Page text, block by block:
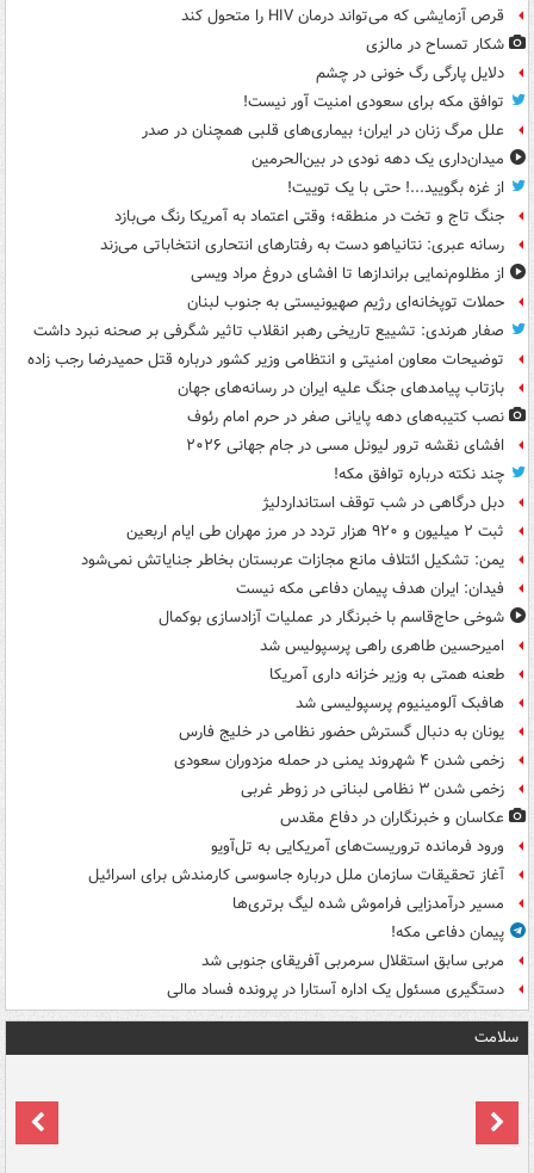
قرص آزمایشی که می‌تواند درمان HIV را متحول کند
شکار تمساح در مالزی
دلایل پارگی رگ خونی در چشم
توافق مکه برای سعودی امنیت آور نیست!
علل مرگ زنان در ایران؛ بیماری‌های قلبی همچنان در صدر
میدان‌داری یک دهه نودی در بین‌الحرمین
از غزه بگویید...! حتی با یک توییت!
جنگ تاج و تخت در منطقه؛ وقتی اعتماد به آمریکا رنگ می‌بازد
رسانه عبری: نتانیاهو دست به رفتارهای انتحاری انتخاباتی می‌زند
از مظلوم‌نمایی براندازها تا افشای دروغ مراد ویسی
حملات توپخانه‌ای رژیم صهیونیستی به جنوب لبنان
صفار هرندی: تشییع تاریخی رهبر انقلاب تاثیر شگرفی بر صحنه نبرد داشت
توضیحات معاون امنیتی و انتظامی وزیر کشور درباره قتل حمیدرضا رجب زاده
بازتاب پیامدهای جنگ علیه ایران در رسانه‌های جهان
نصب کتیبه‌های دهه پایانی صفر در حرم امام رئوف
افشای نقشه ترور لیونل مسی در جام جهانی ۲۰۲۶
چند نکته درباره توافق مکه!
دبل درگاهی در شب توقف استانداردلیژ
ثبت ۲ میلیون و ۹۲۰ هزار تردد در مرز مهران طی ایام اربعین
یمن: تشکیل ائتلاف مانع مجازات عربستان بخاطر جنایاتش نمی‌شود
فیدان: ایران هدف پیمان دفاعی مکه نیست
شوخی حاج‌قاسم با خبرنگار در عملیات آزادسازی بوکمال
امیرحسین طاهری راهی پرسپولیس شد
طعنه همتی به وزیر خزانه داری آمریکا
هافبک آلومینیوم پرسپولیسی شد
یونان به دنبال گسترش حضور نظامی در خلیج فارس
زخمی شدن ۴ شهروند یمنی در حمله مزدوران سعودی
زخمی شدن ۳ نظامی لبنانی در زوطر غربی
عکاسان و خبرنگاران در دفاع مقدس
ورود فرمانده تروریست‌های آمریکایی به تل‌آویو
آغاز تحقیقات سازمان ملل درباره جاسوسی کارمندش برای اسرائیل
مسیر درآمدزایی فراموش شده لیگ برتری‌ها
پیمان دفاعی مکه!
مربی سابق استقلال سرمربی آفریقای جنوبی شد
دستگیری مسئول یک اداره آستارا در پرونده فساد مالی
سلامت